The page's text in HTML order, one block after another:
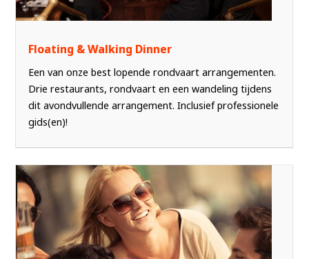
Floating & Walking Dinner
Een van onze best lopende rondvaart arrangementen.
Drie restaurants, rondvaart en een wandeling tijdens
dit avondvullende arrangement. Inclusief professionele
gids(en)!